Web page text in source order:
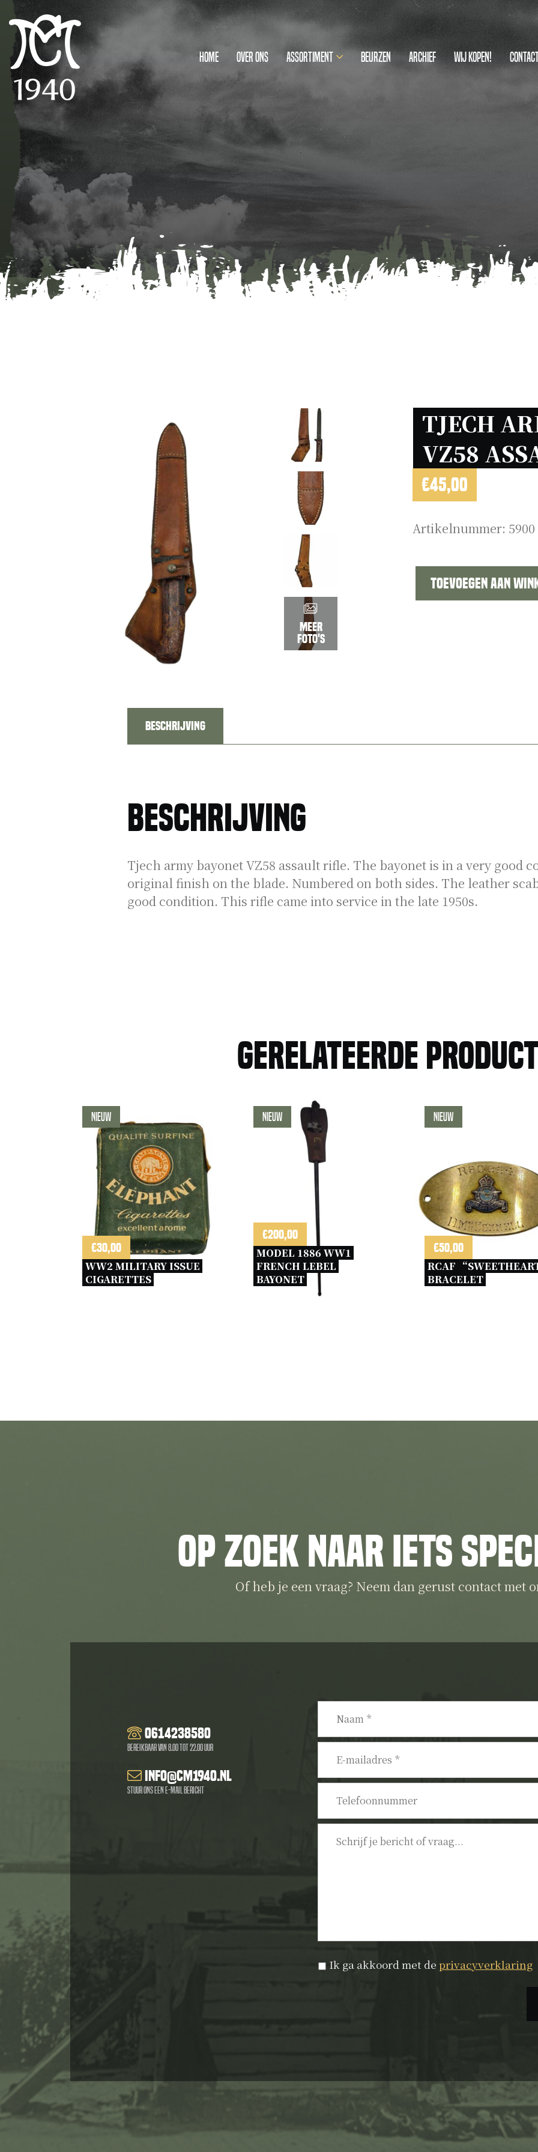
Home Over ons Assortiment Beurzen Archief Wij kopen!
Meer
foto's
TJECH
VZ58
€45,00
Artikelnummer: 5900
Tjech
Toevoegen aan
Beschrijving
Beschrijving
Tjech army bayonet VZ58 assault rifle. The bayonet is in a very good
original finish on the blade. Numbered on both sides. The leather
good condition. This rifle came into service in the late 1950s.
Gerelateerde
Nieuw
€30,00
WW2 MILITARY ISSUE
CIGARETTES
Nieuw
€200,00
MODEL 1886 WW1
FRENCH LEBEL
BAYONET
Nieuw
€50,00
RCAF
BRACELET
Op zoek naar iets
Of heb je een vraag? Neem dan gerust contact met
0614238580
Bereikbaar van 8.00 tot 22.00 uur
info@cm1940.nl
Stuur ons een e-mail bericht
Naam *
E-
mailadres *
Telefoonnummer
Bericht
Privacyverklaring *
Ik ga akkoord met de privacyverklaring